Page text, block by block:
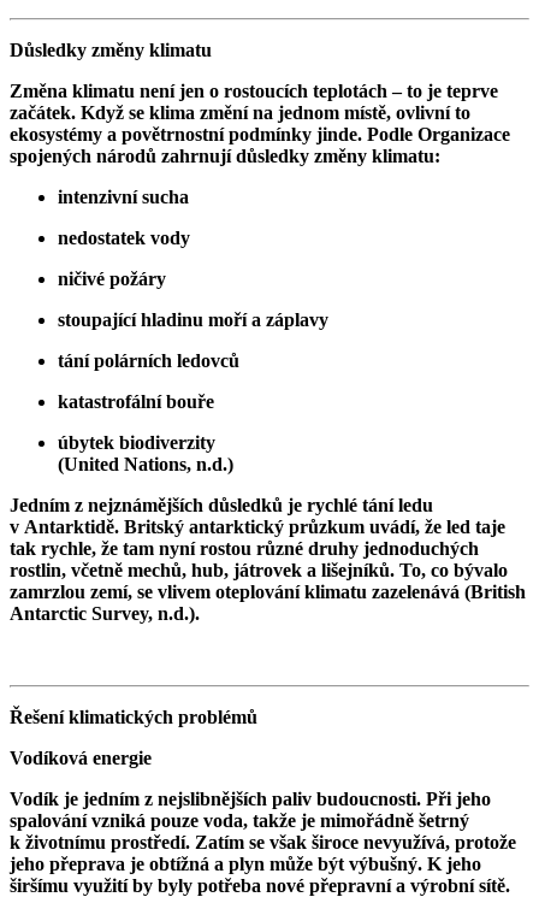
Důsledky změny klimatu
Změna klimatu není jen o rostoucích teplotách – to je teprve
začátek. Když se klima změní na jednom místě, ovlivní to
ekosystémy a povětrnostní podmínky jinde. Podle Organizace
spojených národů zahrnují důsledky změny klimatu:
intenzivní sucha
nedostatek vody
ničivé požáry
stoupající hladinu moří a záplavy
tání polárních ledovců
katastrofální bouře
úbytek biodiverzity
(United Nations, n.d.)
Jedním z nejznámějších důsledků je rychlé tání ledu
v Antarktidě. Britský antarktický průzkum uvádí, že led taje
tak rychle, že tam nyní rostou různé druhy jednoduchých
rostlin, včetně mechů, hub, játrovek a lišejníků. To, co bývalo
zamrzlou zemí, se vlivem oteplování klimatu zazelenává (British
Antarctic Survey, n.d.).
Řešení klimatických problémů
Vodíková energie
Vodík je jedním z nejslibnějších paliv budoucnosti. Při jeho
spalování vzniká pouze voda, takže je mimořádně šetrný
k životnímu prostředí. Zatím se však široce nevyužívá, protože
jeho přeprava je obtížná a plyn může být výbušný. K jeho
širšímu využití by byly potřeba nové přepravní a výrobní sítě.